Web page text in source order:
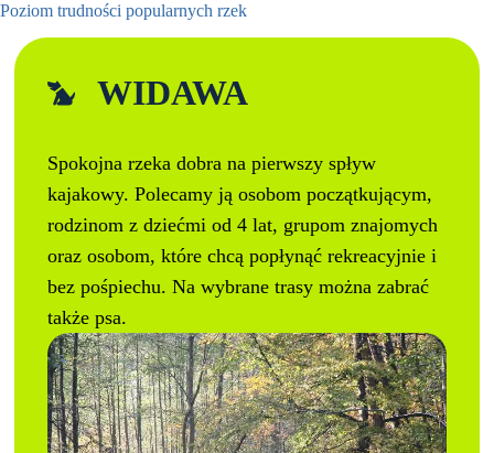
Poziom trudności popularnych rzek
WIDAWA
Spokojna rzeka dobra na pierwszy spływ
kajakowy. Polecamy ją osobom początkującym,
rodzinom z dziećmi od 4 lat, grupom znajomych
oraz osobom, które chcą popłynąć rekreacyjnie i
bez pośpiechu. Na wybrane trasy można zabrać
także psa.